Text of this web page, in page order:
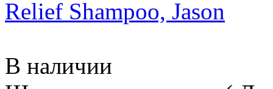
Relief Shampoo, Jason
В наличии